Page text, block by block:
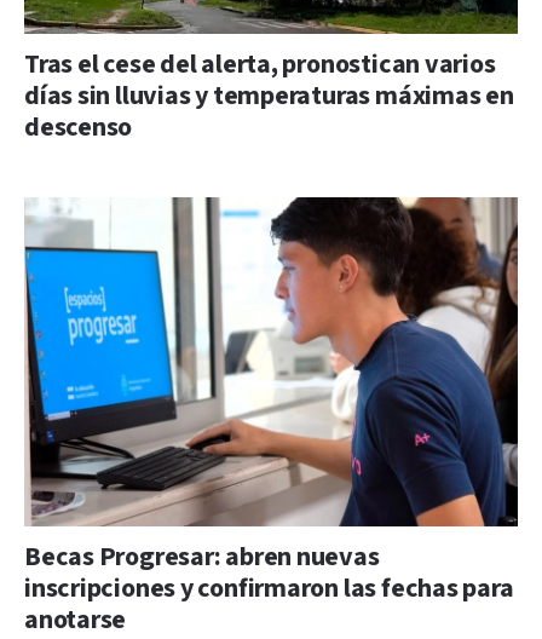
Tras el cese del alerta, pronostican varios
días sin lluvias y temperaturas máximas en
descenso
Becas Progresar: abren nuevas
inscripciones y confirmaron las fechas para
anotarse